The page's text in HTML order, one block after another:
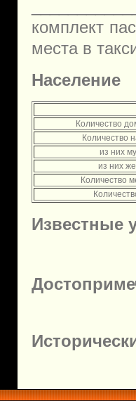
комплект
места в
Население
Количество
Количество
из них
из них
Количество
Известные